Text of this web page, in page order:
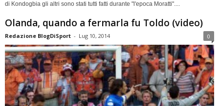
di Kondogbia gli altri sono stati tutti fatti durante "l'epoca Moratti"....
Olanda, quando a fermarla fu Toldo (video)
Redazione BlogDiSport - Lug 10, 2014 0